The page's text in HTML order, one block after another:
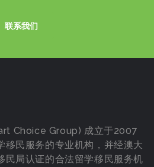
联系我们
Choice Group) 成立于2007
移民服务的专业机构，并经澳大
民局认证的合法留学移民服务机